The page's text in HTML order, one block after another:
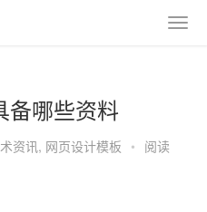
备哪些资料
资讯, 网页设计模板 • 阅读